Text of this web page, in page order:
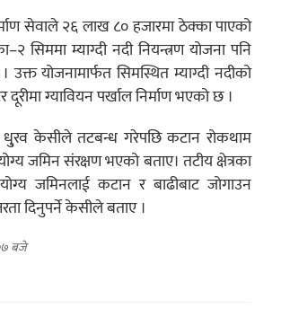
सेवाले २६ लाख ८० हजारमा ठेक्का पाएको
सिममा म्याग्दी नदी नियन्त्रण योजना पनि
योजनामार्फत सिमस्थित म्याग्दी नदीको
दूरीमा ग्यावियन पर्खाल निर्माण भएको छ ।
धु्रव केसीले तटबन्ध गरेपछि कटान रोकथाम
जमिन संरक्षण भएको बताए। तटीय क्षेत्रका
जमिनलाई कटान र बाढीबाट जोगाउन
दिनुपर्ने केसीले बताए ।
बजे